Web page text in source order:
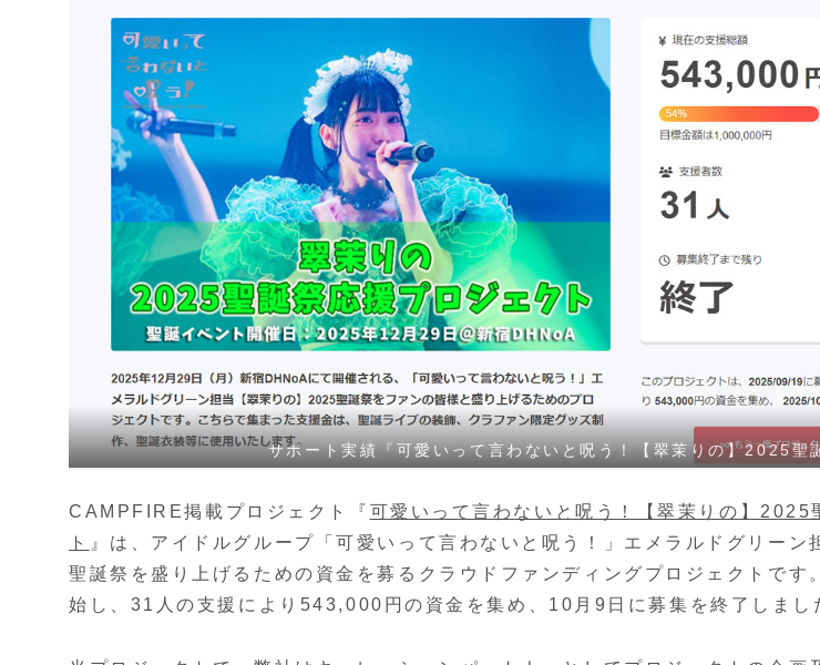
サポート実績『可愛いって言わないと呪う！【翠茉りの】2025聖
CAMPFIRE掲載プロジェクト『 可愛いって言わないと呪う！【翠茉りの】2025
ト
』は、アイドルグループ「可愛いって言わないと呪う！」エメラルドグリーン
聖誕祭を盛り上げるための資金を募るクラウドファンディングプロジェクトです
始し、31人の支援により543,000円の資金を集め、10月9日に募集を終了しまし